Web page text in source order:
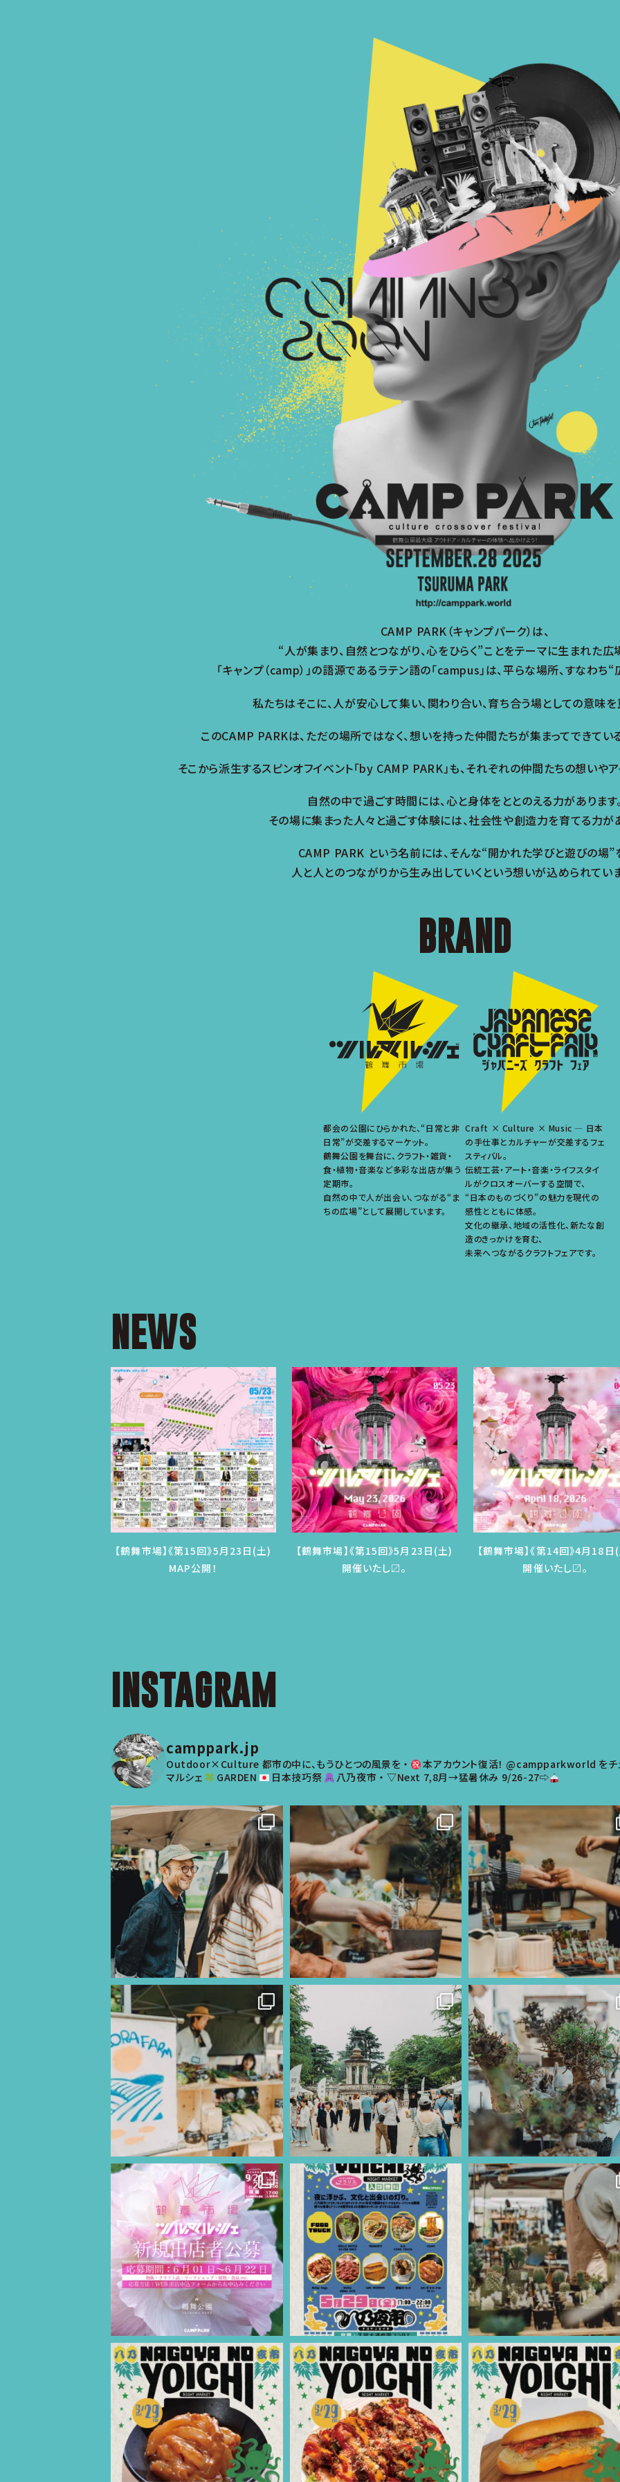
CAMP PARK（キャンプパーク）は、
“人が集まり、自然とつながり、心をひらく”ことをテーマに生まれた広
「キャンプ（camp）」の語源であるラテン語の「campus」は、平らな場所、すなわち
私たちはそこに、人が安心して集い、関わり合い、育ち合う場としての意味を
このCAMP PARKは、ただの場所ではなく、想いを持った仲間たちが集まってできてい
そこから派生するスピンオフイベント「by CAMP PARK」も、それぞれの仲間たちの想いや
自然の中で過ごす時間には、心と身体をととのえる力があります
その場に集まった人々と過ごす体験には、社会性や創造力を育てる力が
CAMP PARK という名前には、そんな“開かれた学びと遊びの場”
人と人とのつながりから生み出していくという想いが込められてい
BRAND
都会の公園にひらかれた、“日常と非
日常”が交差するマーケット。
鶴舞公園を舞台に、クラフト・雑貨・
食・植物・音楽など多彩な出店が集う
定期市。
自然の中で人が出会い、つながる“ま
ちの広場”として展開しています。
Craft × Culture × Music ― 日本
の手仕事とカルチャーが交差するフェ
スティバル。
伝統工芸・アート・音楽・ライフスタイ
ルがクロスオーバーする空間で、
“日本のものづくり”の魅力を現代の
感性とともに体感。
文化の継承、地域の活性化、新たな創
造のきっかけを育む、
未来へつながるクラフトフェアです。
NEWS
【鶴舞市場】《第15回》5月23日(土)
MAP公開！
【鶴舞市場】《第15回》5月23日(土)
開催いたし〼。
【鶴舞市場】《第14回》4月18
開催いたし〼。
INSTAGRAM
camppark.jp
Outdoor×Culture 都市の中に、もうひとつの風景を ・ 本アカウント復活！ @campparkworld をチ
マルシェ
GARDEN 日本技巧祭 八乃夜市 ・ ▽Next 7,8月→猛暑休み 9/26-27⇨